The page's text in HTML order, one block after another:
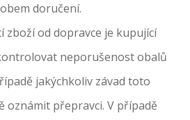
doručení.
zboží od dopravce je kupující
neporušenost obalů
jakýchkoliv závad toto
oznámit přepravci. V případě